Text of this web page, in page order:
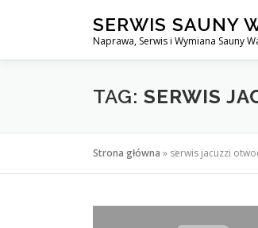
SERWIS SAUNY
Naprawa, Serwis i Wymiana Sauny
TAG: SERWIS
Strona główna » serwis jacuzzi